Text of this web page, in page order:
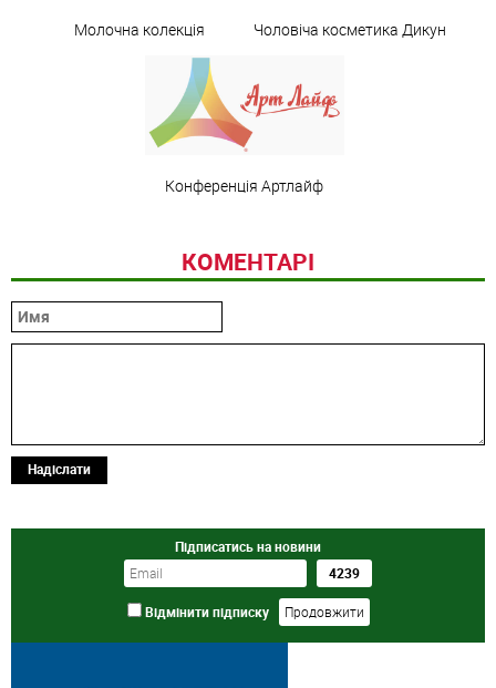
Молочна колекція Чоловіча косметика Дикун
Конференція Артлайф
КОМЕНТАРІ
Надіслати
Підписатись на новини
Відмінити підписку